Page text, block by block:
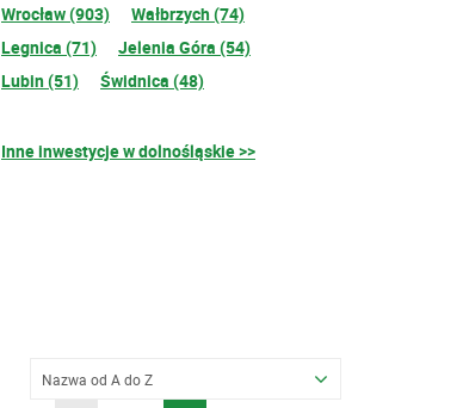
Wrocław (903)
Wałbrzych (74)
Legnica (71)
Jelenia Góra (54)
Lubin (51)
Świdnica (48)
Inne inwestycje w dolnośląskie >>
Nazwa od A do Z